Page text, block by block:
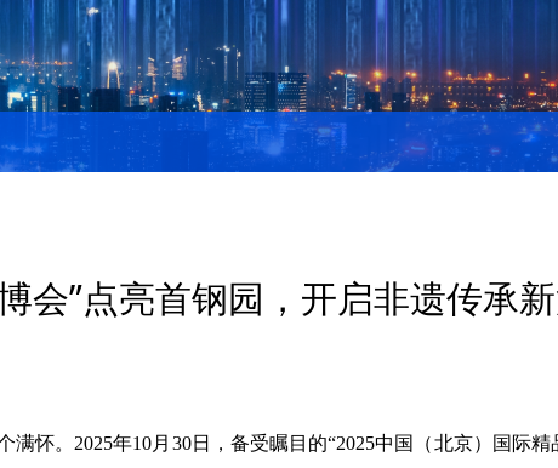
会”点亮首钢园，开启非遗传承
满怀。 2025年10月30日，备受瞩目的“2025中国（北京）国际